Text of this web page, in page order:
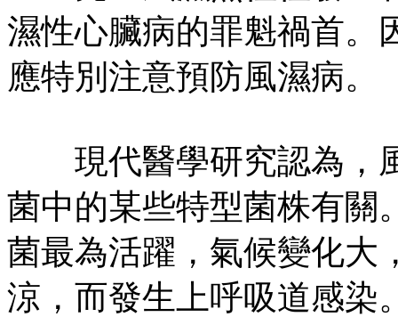
濕性心臟病的罪魁禍首。
應特別注意預防風濕病。
現代醫學研究認為，
菌中的某些特型菌株有關
菌最為活躍，氣候變化大
涼，而發生上呼吸道感染